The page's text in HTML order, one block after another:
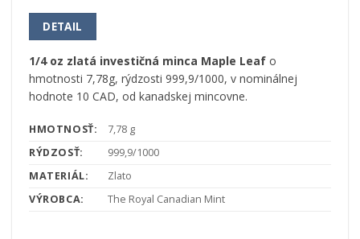
DETAIL
1/4 oz zlatá investičná minca Maple Leafo
hmotnosti 7,78g, rýdzosti 999,9/1000, v nominálnej
hodnote 10 CAD, od kanadskej mincovne.
HMOTNOSŤ:
7,78 g
RÝDZOSŤ:
999,9/1000
MATERIÁL:
Zlato
VÝROBCA:
The Royal Canadian Mint